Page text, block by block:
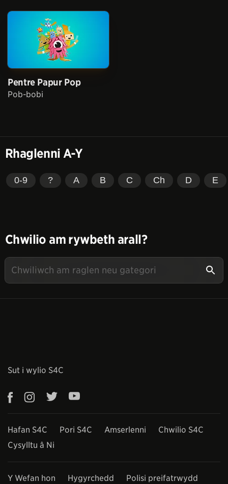
Pentre Papur Pop
Pob-bobi
Rhaglenni A-Y
0-9 ? A B C Ch D E
Chwilio am rywbeth arall?
Sut i wylio S4C
Hafan S4C Pori S4C Amserlenni
Chwilio S4C
Cysylltu â Ni
Y Wefan hon Hygyrchedd Polisi preifatrwydd